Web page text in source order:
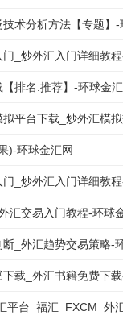
术分析方法【专题】-
_炒外汇入门详细教
排名.推荐】-环球金
平台下载_炒外汇模拟
)-环球金汇网
_炒外汇入门详细教
汇交易入门教程-环球
_外汇趋势交易策略-
载_外汇书籍免费下
平台_福汇_FXCM_外